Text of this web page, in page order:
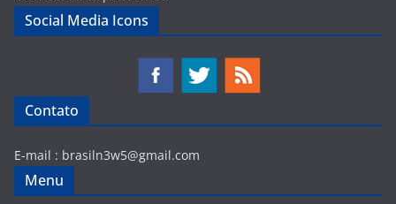
Social Media Icons
Contato
E-mail : brasiln3w5@gmail.com
Menu